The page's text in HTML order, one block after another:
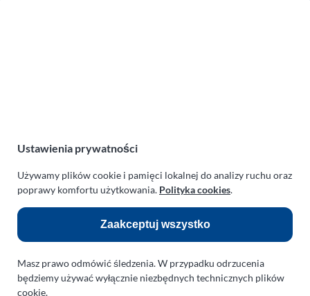
Odnośniki:
Flight Operations Consulting
Motopark Koszalin
Rodzina Wolarków
Ustawienia prywatności
Używamy plików cookie i pamięci lokalnej do analizy ruchu oraz
poprawy komfortu użytkowania. Polityka cookies.
Zaakceptuj wszystko
Masz prawo odmówić śledzenia. W przypadku odrzucenia
będziemy używać wyłącznie niezbędnych technicznych plików
cookie.